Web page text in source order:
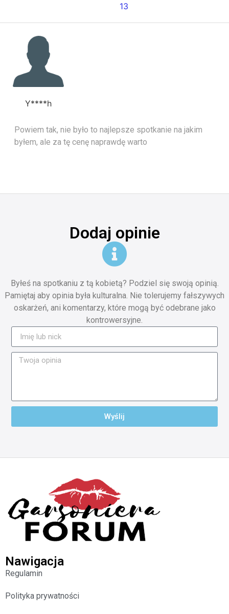
13
Y****h
Powiem tak, nie było to najlepsze spotkanie na jakim
byłem, ale za tę cenę naprawdę warto
Dodaj opinie
Byłeś na spotkaniu z tą kobietą? Podziel się swoją opinią.
Pamiętaj aby opinia była kulturalna. Nie tolerujemy fałszywych
oskarżeń, ani komentarzy, które mogą być odebrane jako
kontrowersyjne.
Wyślij
Nawigacja
Regulamin
Polityka prywatności